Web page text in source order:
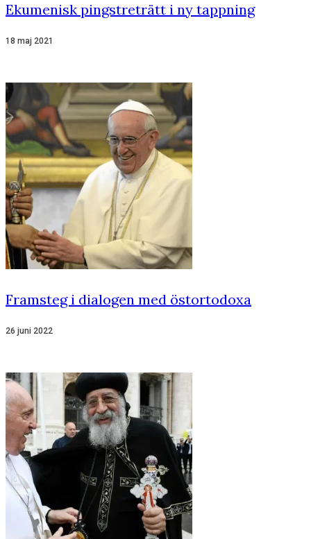
Ekumenisk pingstreträtt i ny tappning
18 maj 2021
Framsteg i dialogen med östortodoxa
26 juni 2022